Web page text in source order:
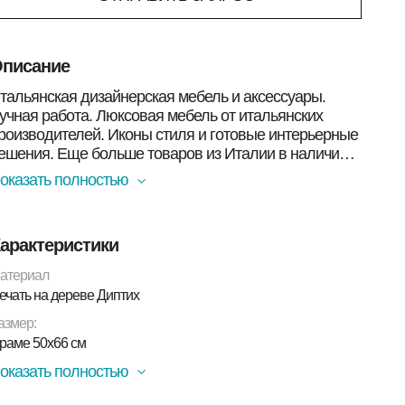
дизайнерская мебель и аксессуары.
работа. Люксовая мебель от итальянских
Иконы стиля и готовые интерьерные
Еще больше товаров из Италии в наличии в
Вы найдете в нашем магазине. Смотрите
серии «Руки» родилась, когда автор работал
темой «Чувственность», разрабатывая
портрета через изображение женской
В качестве важных деталей там
изящные линии женских рук. Так
мысль создать самостоятельную серию, где
человека возникал бы через изображение его
полностью
на дереве Диптих
50х66 см
полностью